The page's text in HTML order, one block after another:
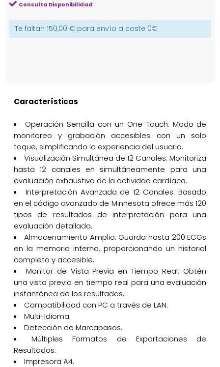
Consulta Disponibilidad
Te faltan 150,00 € para envío a coste 0€
Características
Operación Sencilla con un One-Touch: Modo de
monitoreo y grabación accesibles con un solo
toque, simplificando la experiencia del usuario.
Visualización Simultánea de 12 Canales: Monitoriza
hasta 12 canales en simultáneamente para una
evaluación exhaustiva de la actividad cardíaca.
Interpretación Avanzada de 12 Canales: Basado
en el código avanzado de Minnesota ofrece más 120
tipos de resultados de interpretación para una
evaluación detallada.
Almacenamiento Amplio: Guarda hasta 200 ECGs
en la memoria interna, proporcionando un historial
completo y accesible.
Monitor de Vista Previa en Tiempo Real: Obtén
una vista previa en tiempo real para una evaluación
instantánea de los resultados.
Compatibilidad con PC a través de LAN.
Multi-Idioma.
Detección de Marcapasos.
Múltiples Formatos de Exportaciones de
Resultados.
Impresora A4.